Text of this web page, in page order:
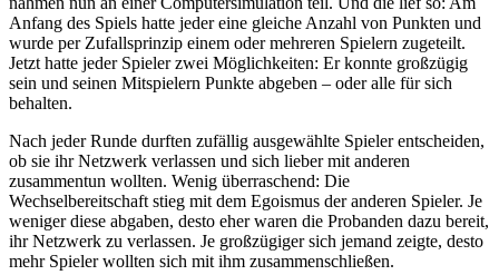
Anfang des Spiels hatte jeder eine gleiche Anzahl von Punkten und
wurde per Zufallsprinzip einem oder mehreren Spielern zugeteilt.
Jetzt hatte jeder Spieler zwei Möglichkeiten: Er konnte großzügig
sein und seinen Mitspielern Punkte abgeben – oder alle für sich
behalten.
Nach jeder Runde durften zufällig ausgewählte Spieler entscheiden,
ob sie ihr Netzwerk verlassen und sich lieber mit anderen
zusammentun wollten. Wenig überraschend: Die
Wechselbereitschaft stieg mit dem Egoismus der anderen Spieler. Je
weniger diese abgaben, desto eher waren die Probanden dazu bereit,
ihr Netzwerk zu verlassen. Je großzügiger sich jemand zeigte, desto
mehr Spieler wollten sich mit ihm zusammenschließen.